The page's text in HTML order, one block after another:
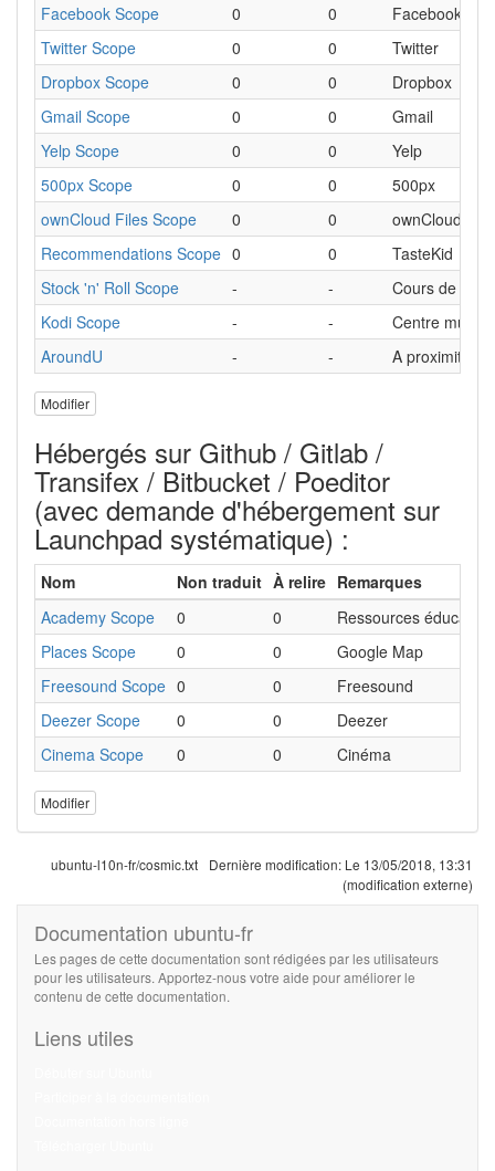
Facebook Scope
0 0
Facebook
Twitter Scope
0 0
Twitter
Dropbox Scope
0 0
Dropbox
Gmail Scope
0 0
Gmail
Yelp Scope
0 0
Yelp
500px Scope
0 0
500px
ownCloud Files Scope
0 0
ownCloud
Recommendations Scope 0 0
TasteKid
Stock 'n' Roll Scope
- -
Cours de la
Kodi Scope
- -
Centre
AroundU
- - A proximité
Modifier
Hébergés sur Github / Gitlab /
Transifex / Bitbucket / Poeditor
(avec demande d'hébergement sur
Launchpad systématique) :
Nom Non traduit À relire Remarques
Academy Scope
0 0
Ressources
Places Scope
0 0
Google Map
Freesound Scope 0 0
Freesound
Deezer Scope
0 0
Deezer
Cinema Scope
0 0 Cinéma
Modifier
ubuntu-l10n-fr/cosmic.txt Dernière modification: Le 13/05/2018, 13:31
(modification externe)
Documentation ubuntu-fr
Les pages de cette documentation sont rédigées par les utilisateurs
pour les utilisateurs. Apportez-nous votre aide pour améliorer le
contenu de cette documentation.
Liens utiles